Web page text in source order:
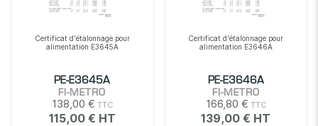
Certificat d'étalonnage pour
alimentation E3645A
PE-E3645A
FI-METRO
138,00 €
115,00 €
Certificat d'étalonnage pour
alimentation E3646A
PE-E3646A
FI-METRO
166,80 €
139,00 €